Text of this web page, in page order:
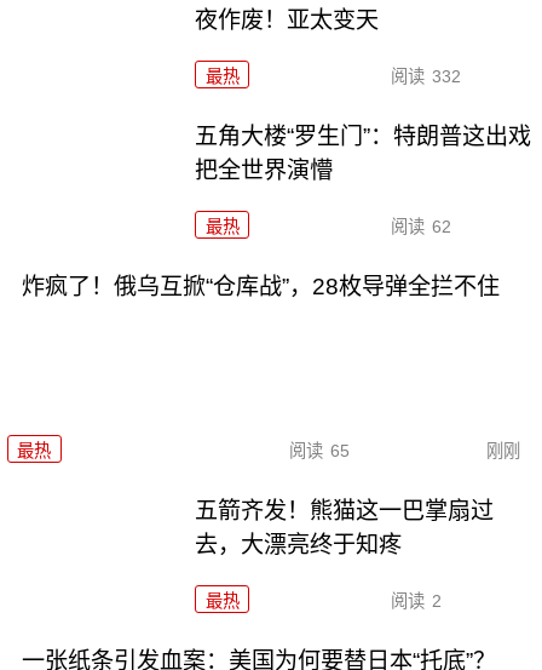
夜作废！亚太变天
最热 阅读 332
五角大楼“罗生门”：特朗普这出戏
把全世界演懵
最热 阅读 62
炸疯了！俄乌互掀“仓库战”，28枚导弹全拦不住
最热 阅读 65 刚刚
五箭齐发！熊猫这一巴掌扇过
去，大漂亮终于知疼
最热 阅读 2
一张纸条引发血案：美国为何要替日本“托底”？